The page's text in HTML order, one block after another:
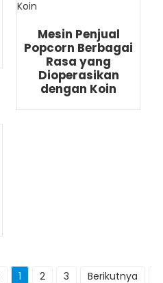
Mesin Penjual
Popcorn Berbagai
Rasa yang
Dioperasikan
dengan Koin
1 2 3 Berikutnya